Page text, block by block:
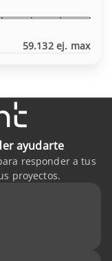
59.132 ej. max
ayudarte
responder a tus
proyectos.